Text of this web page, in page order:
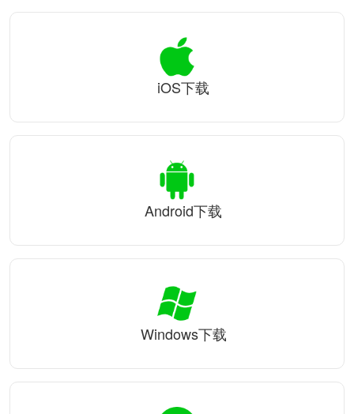
iOS下载
Android下载
Windows下载